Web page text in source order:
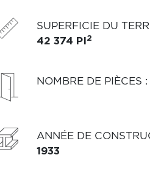
Mont-Tremblant. Une per
SUPERFICIE DU
42 374 PI 2
NOMBRE DE PIÈCES :
ANNÉE DE
1933